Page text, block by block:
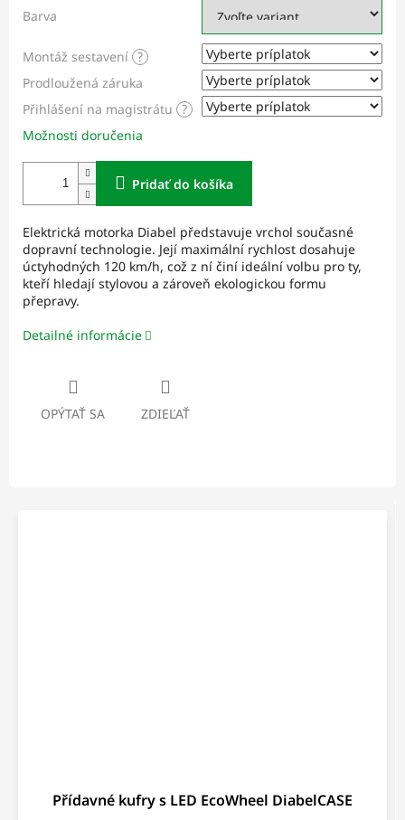
Barva
Montáž sestavení ?
Prodloužená záruka
Přihlášení na magistrátu ?
Možnosti doručenia
Pridať do košíka
Elektrická motorka Diabel představuje vrchol současné
dopravní technologie. Její maximální rychlost dosahuje
úctyhodných 120 km/h, což z ní činí ideální volbu pro ty,
kteří hledají stylovou a zároveň ekologickou formu
přepravy.
Detailné informácie
OPÝTAŤ SA ZDIEĽAŤ
Přídavné kufry s LED EcoWheel DiabelCASE